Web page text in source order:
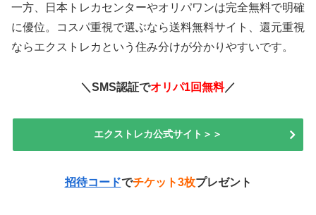
一方、日本トレカセンターやオリパワンは完全無料で明確
に優位。コスパ重視で選ぶなら送料無料サイト、還元重視
ならエクストレカという住み分けが分かりやすいです。
＼SMS認証でオリパ1回無料／
エクストレカ公式サイト＞＞
招待コードでチケット3枚プレゼント